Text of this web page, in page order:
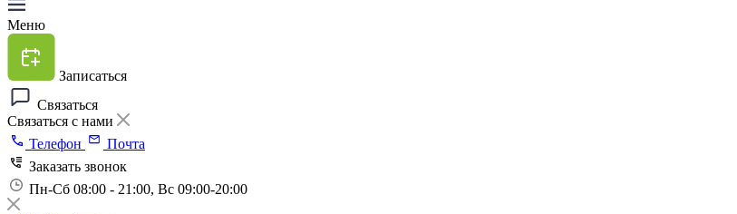
Меню
Записаться
Связаться
Связаться с нами
Телефон
Почта
Заказать звонок
Пн-Сб 08:00 - 21:00, Вс 09:00-20:00